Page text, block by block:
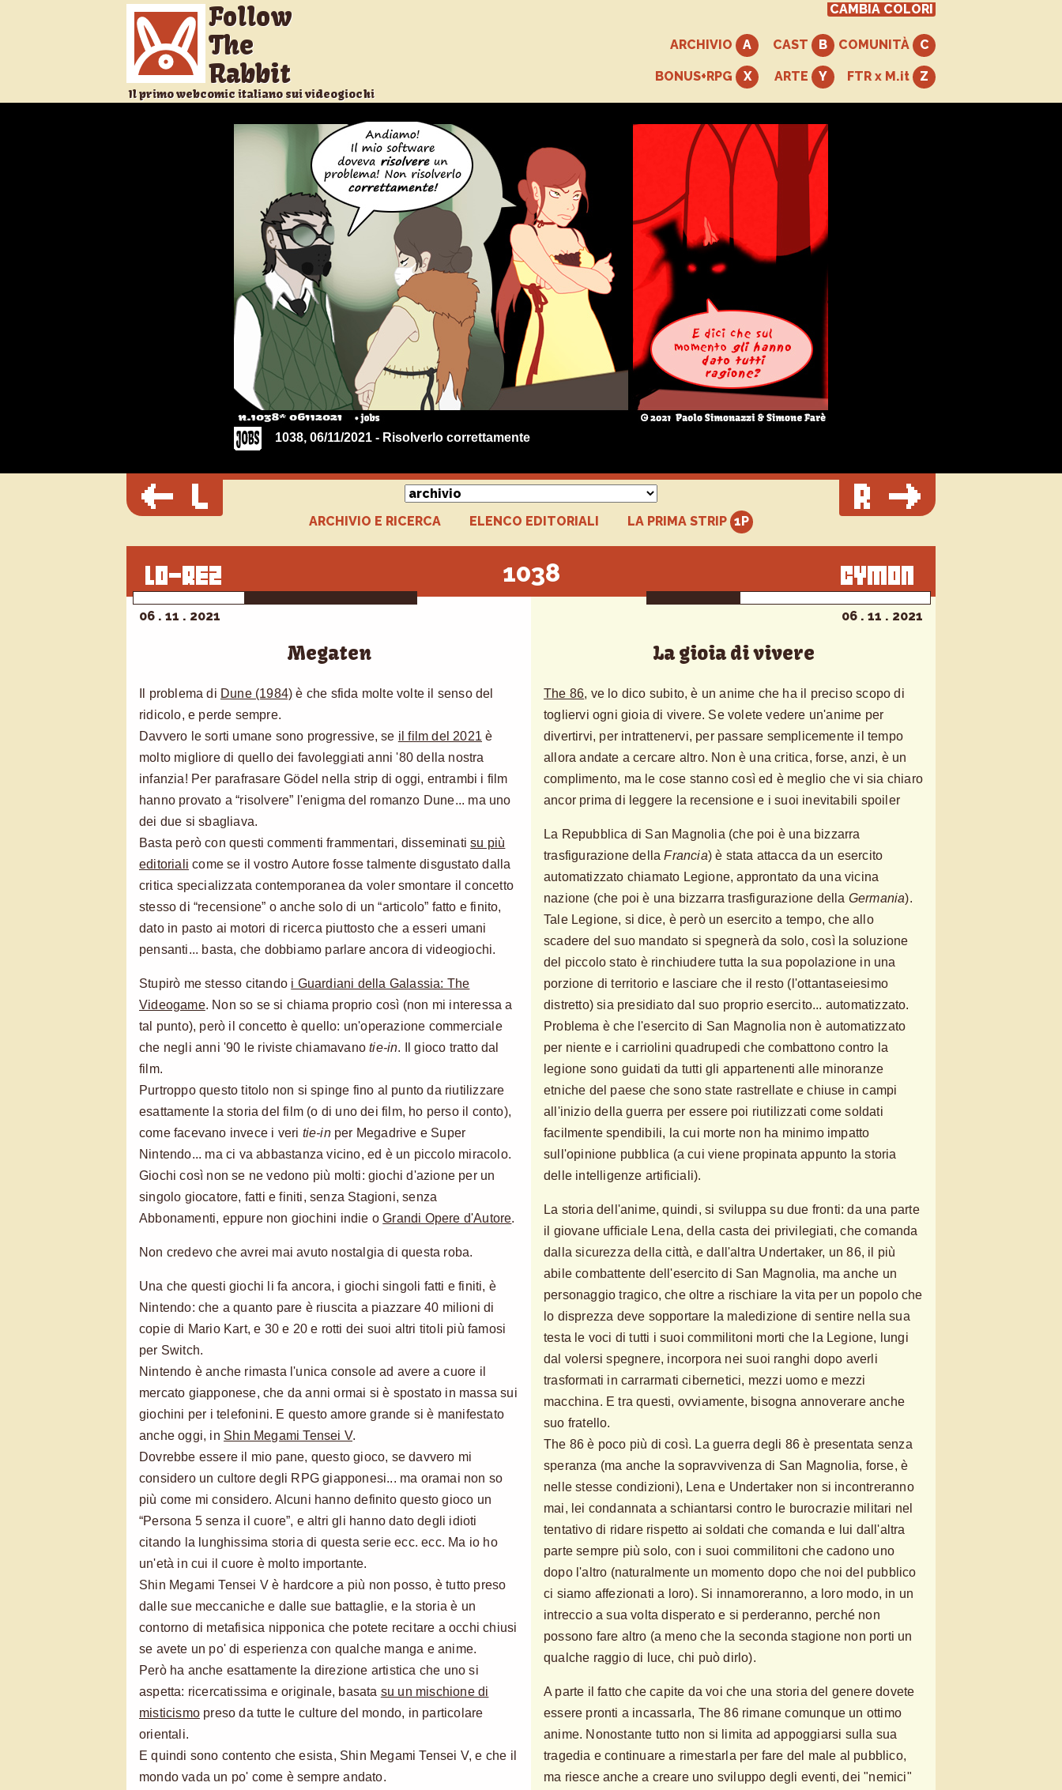
Follow
The
Rabbit
Il primo webcomic italiano sui videogiochi
CAMBIA COLORI
ARCHIVIO CAST COMUNITÀ
BONUS+RPG ARTE FTR x M.it
1038, 06/11/2021 - Risolverlo correttamente
ARCHIVIO E RICERCA ELENCO EDITORIALI LA PRIMA STRIP
1038
06 . 11 . 2021
Megaten
Il problema di Dune (1984) è che sfida molte volte il senso del
ridicolo, e perde sempre.
Davvero le sorti umane sono progressive, se il film del 2021 è
molto migliore di quello dei favoleggiati anni '80 della nostra
infanzia! Per parafrasare Gödel nella strip di oggi, entrambi i film
hanno provato a “risolvere” l'enigma del romanzo Dune... ma uno
dei due si sbagliava.
Basta però con questi commenti frammentari, disseminatisu più
editoriali come se il vostro Autore fosse talmente disgustato dalla
critica specializzata contemporanea da voler smontare il concetto
stesso di “recensione” o anche solo di un “articolo” fatto e finito,
dato in pasto ai motori di ricerca piuttosto che a esseri umani
pensanti... basta, che dobbiamo parlare ancora di videogiochi.
Stupirò me stesso citando i Guardiani della Galassia: The
Videogame. Non so se si chiama proprio così (non mi interessa a
tal punto), però il concetto è quello: un'operazione commerciale
che negli anni '90 le riviste chiamavanotie-in. Il gioco tratto dal
film.
Purtroppo questo titolo non si spinge fino al punto da riutilizzare
esattamente la storia del film (o di uno dei film, ho perso il conto),
come facevano invece i veri tie-inper Megadrive e Super
Nintendo... ma ci va abbastanza vicino, ed è un piccolo miracolo.
Giochi così non se ne vedono più molti: giochi d'azione per un
singolo giocatore, fatti e finiti, senza Stagioni, senza
Abbonamenti, eppure non giochini indie oGrandi Opere d'Autore.
Non credevo che avrei mai avuto nostalgia di questa roba.
Una che questi giochi li fa ancora, i giochi singoli fatti e finiti, è
Nintendo: che a quanto pare è riuscita a piazzare 40 milioni di
copie di Mario Kart, e 30 e 20 e rotti dei suoi altri titoli più famosi
per Switch.
Nintendo è anche rimasta l'unica console ad avere a cuore il
mercato giapponese, che da anni ormai si è spostato in massa sui
giochini per i telefonini. E questo amore grande si è manifestato
anche oggi, in Shin Megami Tensei V.
Dovrebbe essere il mio pane, questo gioco, se davvero mi
considero un cultore degli RPG giapponesi... ma oramai non so
più come mi considero. Alcuni hanno definito questo gioco un
“Persona 5 senza il cuore”, e altri gli hanno dato degli idioti
citando la lunghissima storia di questa serie ecc. ecc. Ma io ho
un'età in cui il cuore è molto importante.
Shin Megami Tensei V è hardcore a più non posso, è tutto preso
dalle sue meccaniche e dalle sue battaglie, e la storia è un
contorno di metafisica nipponica che potete recitare a occhi chiusi
se avete un po' di esperienza con qualche manga e anime.
Però ha anche esattamente la direzione artistica che uno si
aspetta: ricercatissima e originale, basata su un mischione di
misticismo preso da tutte le culture del mondo, in particolare
orientali.
E quindi sono contento che esista, Shin Megami Tensei V, e che il
mondo vada un po' come è sempre andato.
06 . 11 . 2021
La gioia di vivere
The 86, ve lo dico subito, è un anime che ha il preciso scopo di
togliervi ogni gioia di vivere. Se volete vedere un'anime per
divertirvi, per intrattenervi, per passare semplicemente il tempo
allora andate a cercare altro. Non è una critica, forse, anzi, è un
complimento, ma le cose stanno così ed è meglio che vi sia chiaro
ancor prima di leggere la recensione e i suoi inevitabili spoiler
La Repubblica di San Magnolia (che poi è una bizzarra
trasfigurazione dellaFrancia) è stata attacca da un esercito
automatizzato chiamato Legione, approntato da una vicina
nazione (che poi è una bizzarra trasfigurazione della Germania).
Tale Legione, si dice, è però un esercito a tempo, che allo
scadere del suo mandato si spegnerà da solo, così la soluzione
del piccolo stato è rinchiudere tutta la sua popolazione in una
porzione di territorio e lasciare che il resto (l'ottantaseiesimo
distretto) sia presidiato dal suo proprio esercito... automatizzato.
Problema è che l'esercito di San Magnolia non è automatizzato
per niente e i carriolini quadrupedi che combattono contro la
legione sono guidati da tutti gli appartenenti alle minoranze
etniche del paese che sono state rastrellate e chiuse in campi
all'inizio della guerra per essere poi riutilizzati come soldati
facilmente spendibili, la cui morte non ha minimo impatto
sull'opinione pubblica (a cui viene propinata appunto la storia
delle intelligenze artificiali).
La storia dell'anime, quindi, si sviluppa su due fronti: da una parte
il giovane ufficiale Lena, della casta dei privilegiati, che comanda
dalla sicurezza della città, e dall'altra Undertaker, un 86, il più
abile combattente dell'esercito di San Magnolia, ma anche un
personaggio tragico, che oltre a rischiare la vita per un popolo che
lo disprezza deve sopportare la maledizione di sentire nella sua
testa le voci di tutti i suoi commilitoni morti che la Legione, lungi
dal volersi spegnere, incorpora nei suoi ranghi dopo averli
trasformati in carrarmati cibernetici, mezzi uomo e mezzi
macchina. E tra questi, ovviamente, bisogna annoverare anche
suo fratello.
The 86 è poco più di così. La guerra degli 86 è presentata senza
speranza (ma anche la sopravvivenza di San Magnolia, forse, è
nelle stesse condizioni), Lena e Undertaker non si incontreranno
mai, lei condannata a schiantarsi contro le burocrazie militari nel
tentativo di ridare rispetto ai soldati che comanda e lui dall'altra
parte sempre più solo, con i suoi commilitoni che cadono uno
dopo l'altro (naturalmente un momento dopo che noi del pubblico
ci siamo affezionati a loro). Si innamoreranno, a loro modo, in un
intreccio a sua volta disperato e si perderanno, perché non
possono fare altro (a meno che la seconda stagione non porti un
qualche raggio di luce, chi può dirlo).
A parte il fatto che capite da voi che una storia del genere dovete
essere pronti a incassarla, The 86 rimane comunque un ottimo
anime. Nonostante tutto non si limita ad appoggiarsi sulla sua
tragedia e continuare a rimestarla per fare del male al pubblico,
ma riesce anche a creare uno sviluppo degli eventi, dei "nemici"